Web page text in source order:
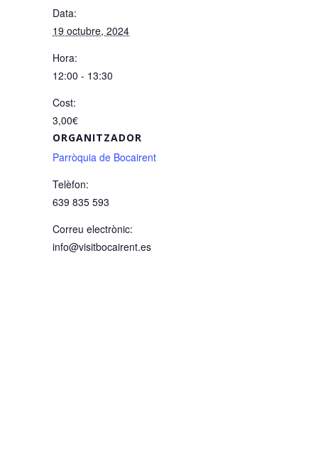
Data:
19 octubre, 2024
Hora:
12:00 - 13:30
Cost:
3,00€
ORGANITZADOR
Parròquia de Bocairent
Telèfon:
639 835 593
Correu electrònic:
info@visitbocairent.es